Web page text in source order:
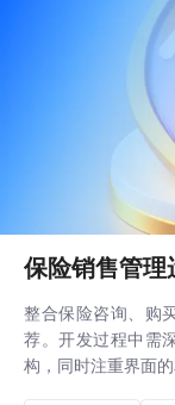
保险销售管
整合保险咨询、购
荐。开发过程中需
构，同时注重界面